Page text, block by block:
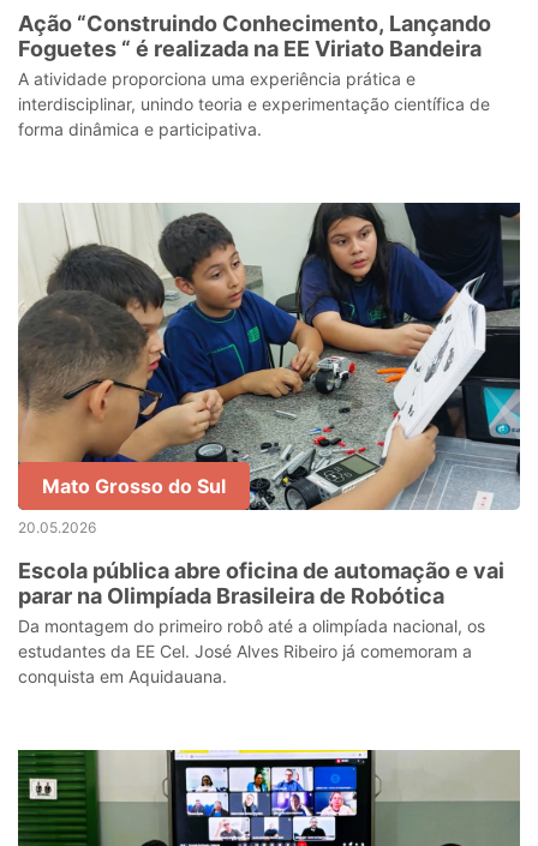
Ação “Construindo Conhecimento, Lançando
Foguetes “ é realizada na EE Viriato Bandeira
A atividade proporciona uma experiência prática e
interdisciplinar, unindo teoria e experimentação científica de
forma dinâmica e participativa.
Mato Grosso do Sul
20.05.2026
Escola pública abre oficina de automação e vai
parar na Olimpíada Brasileira de Robótica
Da montagem do primeiro robô até a olimpíada nacional, os
estudantes da EE Cel. José Alves Ribeiro já comemoram a
conquista em Aquidauana.